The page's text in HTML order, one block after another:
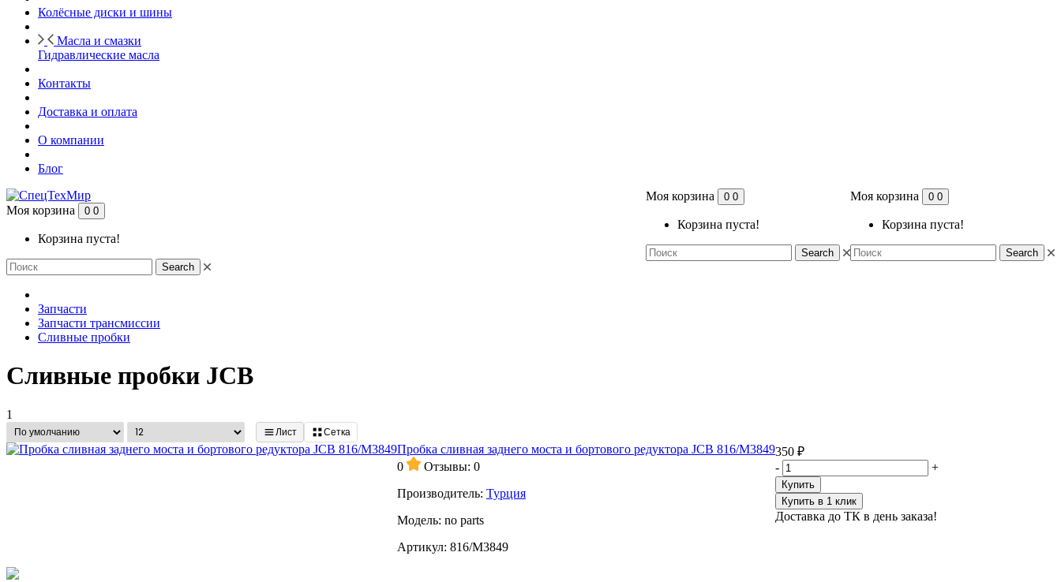
Колёсные диски и шины
Масла и смазки
Гидравлические масла
Контакты
Доставка и оплата
О компании
Блог
Моя корзина 0 0
Корзина пуста!
Search
Моя корзина 0 0
Корзина пуста!
Search
Моя корзина 0 0
Корзина пуста!
Search
Запчасти
Запчасти трансмиссии
Сливные пробки
Сливные пробки JCB
1
Лист
Сетка
Пробка сливная заднего моста и бортового редуктора JCB 816/M3849
0
Отзывы: 0
Производитель: Турция
Модель: no parts
Артикул: 816/M3849
350 ₽
-
+
Купить
Купить в 1 клик
Доставка до ТК в день заказа!